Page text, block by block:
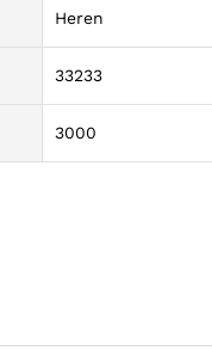
Heren
33233
3000